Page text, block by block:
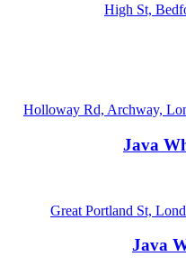
Java
Java